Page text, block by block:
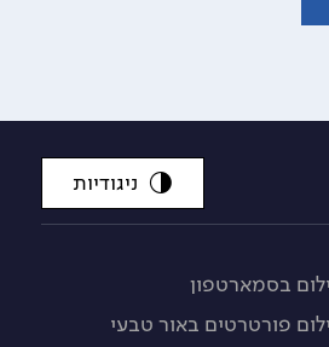
ניגודיות
בסמארטפון
פורטרטים באור טבעי